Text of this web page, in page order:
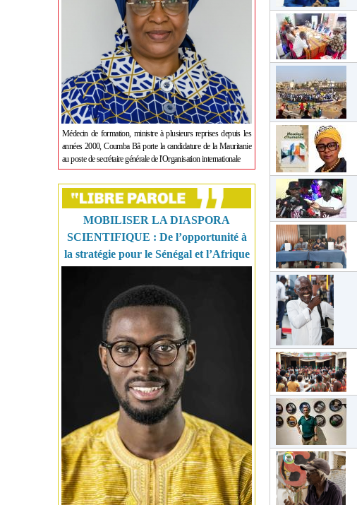
Médecin de formation, ministre à plusieurs reprises depuis les
années 2000, Coumba Bâ porte la candidature de la Mauritanie
au poste de secrétaire générale de l'Organisation internationale
MOBILISER LA DIASPORA
SCIENTIFIQUE : De l’opportunité à
la stratégie pour le Sénégal et l’Afrique